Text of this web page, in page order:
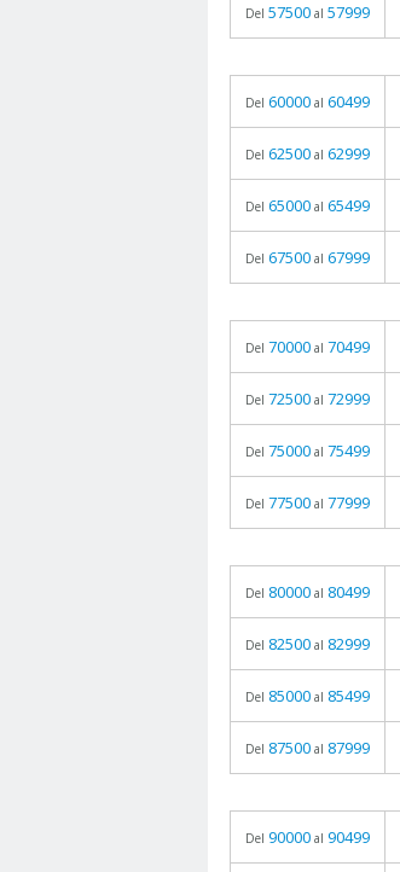
Del 57500 al 57999
Del 60000 al 60499
Del 62500 al 62999
Del 65000 al 65499
Del 67500 al 67999
Del 70000 al 70499
Del 72500 al 72999
Del 75000 al 75499
Del 77500 al 77999
Del 80000 al 80499
Del 82500 al 82999
Del 85000 al 85499
Del 87500 al 87999
Del 90000 al 90499